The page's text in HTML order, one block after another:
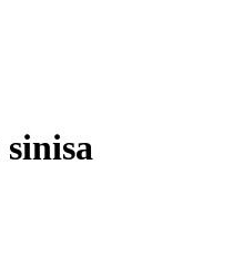
sinisa